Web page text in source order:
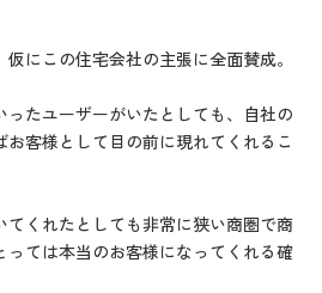
にこの住宅会社の主張に全面賛成。
ったユーザーがいたとしても、自社の
客様として目の前に現れてくれるこ
てくれたとしても非常に狭い商圏で商
っては本当のお客様になってくれる確